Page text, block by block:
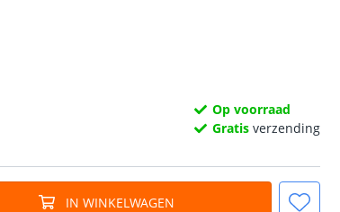
Op voorraad
Gratis verzending
IN WINKELWAGEN